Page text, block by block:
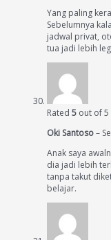
Yang paling
Sebelumnya
jadwal privat,
tua jadi lebih
Rated 5 out of 5
Oki Santoso–
Anak saya
dia jadi lebih
tanpa takut
belajar.